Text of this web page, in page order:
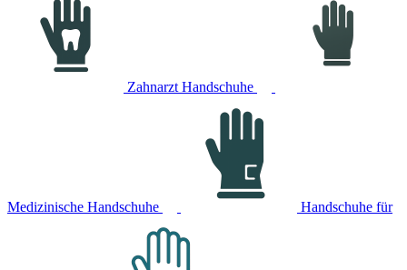
Zahnarzt Handschuhe
Medizinische Handschuhe Handschuhe für